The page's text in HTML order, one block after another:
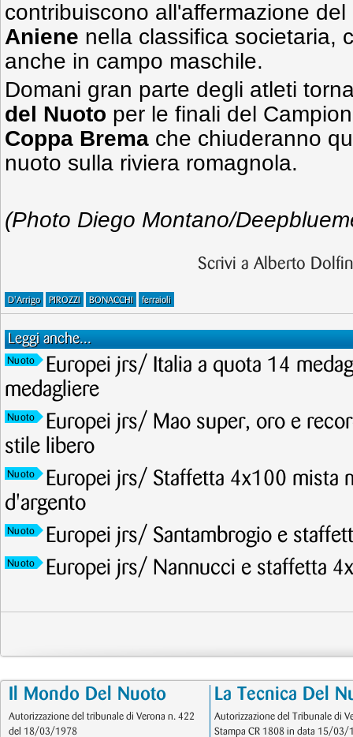
contribuiscono all'affermazione del
Aniene nella classifica societaria,
anche in campo maschile.
Domani gran parte degli atleti
del Nuoto per le finali del
Coppa Brema che chiuderanno
nuoto sulla riviera romagnola.
(Photo Diego Montano/
Scrivi a Alberto
D'Arrigo PIROZZI BONACCHI ferraioli
Leggi anche...
Nuoto
Europei jrs/ Italia a quota 14
medagliere
Nuoto
Europei jrs/ Mao super, oro e
stile libero
Nuoto
Europei jrs/ Staffetta 4x100 mista
d'argento
Nuoto Europei jrs/ Santambrogio e
Nuoto Europei jrs/ Nannucci e staffetta
Il Mondo Del Nuoto
Autorizzazione del tribunale di Verona n. 422
del 18/03/1978
La Tecnica Del
Autorizzazione del Tribunale di
Stampa CR 1808 in data 15/03/